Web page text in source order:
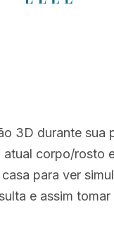
3D durante sua
atual corpo/rosto
para ver
e assim tomar